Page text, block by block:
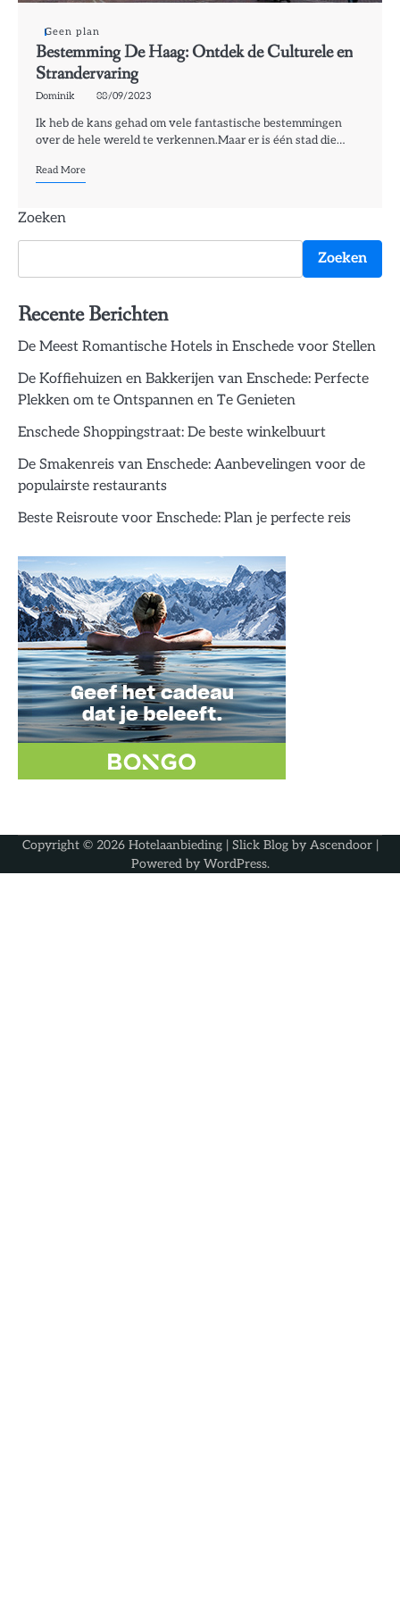
Geen plan
Bestemming De Haag: Ontdek de Culturele en
Strandervaring
Dominik 08/09/2023
Ik heb de kans gehad om vele fantastische bestemmingen
over de hele wereld te verkennen.Maar er is één stad die…
Read More
Zoeken
Zoeken
Recente Berichten
De Meest Romantische Hotels in Enschede voor Stellen
De Koffiehuizen en Bakkerijen van Enschede: Perfecte
Plekken om te Ontspannen en Te Genieten
Enschede Shoppingstraat: De beste winkelbuurt
De Smakenreis van Enschede: Aanbevelingen voor de
populairste restaurants
Beste Reisroute voor Enschede: Plan je perfecte reis
Copyright © 2026 Hotelaanbieding| Slick Blog by Ascendoor|
Powered by WordPress.